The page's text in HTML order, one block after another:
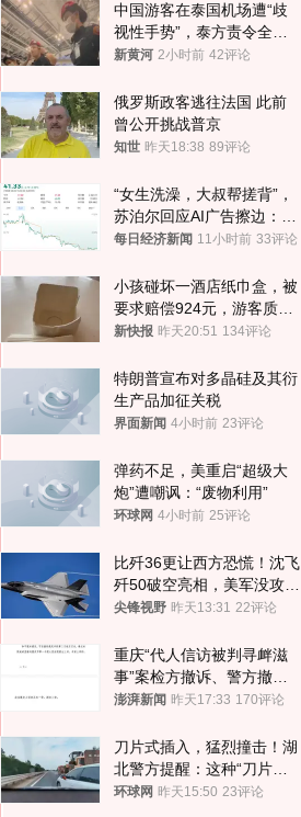
中国游客在泰国机场遭“歧
视性手势”，泰方责令全面
调查，对责任人采取最严厉
新黄河 2小时前 42评论
俄罗斯政客逃往法国 此前
曾公开挑战普京
知世 昨天18:38 89评论
“女生洗澡，大叔帮搓背”，
苏泊尔回应AI广告擦边：视
频全下架，已强化内容管理
每日经济新闻 11小时前 33评论
小孩碰坏一酒店纸巾盒，被
要求赔偿924元，游客质疑
酒店房客物品超高标价，市
新快报 昨天20:51 134评论
特朗普宣布对多晶硅及其衍
生产品加征关税
界面新闻 4小时前 23评论
弹药不足，美重启“超级大
炮”遭嘲讽：“废物利用”
环球网 4小时前 25评论
比歼36更让西方恐慌！沈飞
歼50破空亮相，美军没攻克
的技术被拿下
尖锋视野 昨天13:31 22评论
重庆“代人信访被判寻衅滋
事”案检方撤诉、警方撤
案，两被告人获国赔
澎湃新闻 昨天17:33 170评论
刀片式插入，猛烈撞击！湖
北警方提醒：这种“刀片超
车”，太危险了
环球网 昨天15:50 23评论